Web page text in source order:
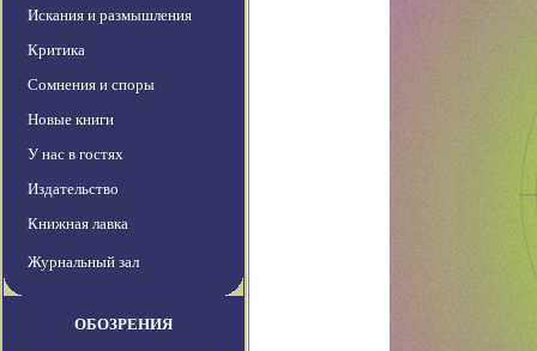
Искания и размышления
Критика
Сомнения и споры
Новые книги
У нас в гостях
Издательство
Книжная лавка
Журнальный зал
ОБОЗРЕНИЯ